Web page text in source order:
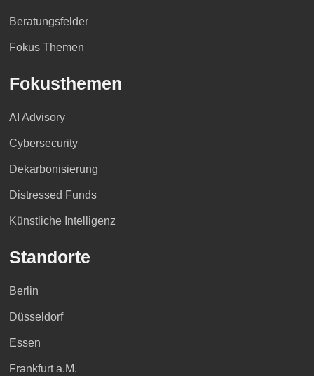
Beratungsfelder
Fokus Themen
Fokusthemen
AI Advisory
Cybersecurity
Dekarbonisierung
Distressed Funds
Künstliche Intelligenz
Standorte
Berlin
Düsseldorf
Essen
Frankfurt a.M.